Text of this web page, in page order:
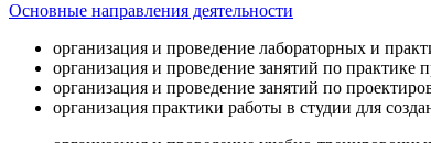
Основные направления деятельности
организация и проведение лабораторных и
организация и проведение занятий по
организация и проведение занятий по
организация практики работы в студии для